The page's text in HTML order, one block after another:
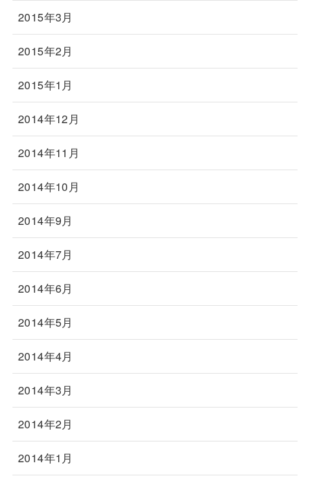
2015年3月
2015年2月
2015年1月
2014年12月
2014年11月
2014年10月
2014年9月
2014年7月
2014年6月
2014年5月
2014年4月
2014年3月
2014年2月
2014年1月